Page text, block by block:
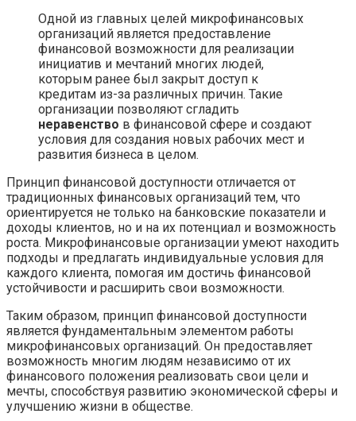
Одной из главных целей микрофинансовых
организаций является предоставление
финансовой возможности для реализации
инициатив и мечтаний многих людей,
которым ранее был закрыт доступ к
кредитам из-за различных причин. Такие
организации позволяют сгладить
неравенство в финансовой сфере и создают
условия для создания новых рабочих мест и
развития бизнеса в целом.
Принцип финансовой доступности отличается от
традиционных финансовых организаций тем, что
ориентируется не только на банковские показатели и
доходы клиентов, но и на их потенциал и возможность
роста. Микрофинансовые организации умеют находить
подходы и предлагать индивидуальные условия для
каждого клиента, помогая им достичь финансовой
устойчивости и расширить свои возможности.
Таким образом, принцип финансовой доступности
является фундаментальным элементом работы
микрофинансовых организаций. Он предоставляет
возможность многим людям независимо от их
финансового положения реализовать свои цели и
мечты, способствуя развитию экономической сферы и
улучшению жизни в обществе.